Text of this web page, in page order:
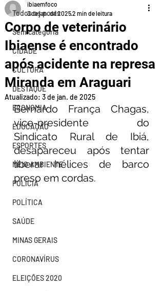
Todos os posts
Sem categoria
CIDADE
CULTURA
DESTAQUE
ECONOMIA
EDUCAÇÃO
ESPORTES
MEIO AMBIENTE
POLÍCIA
POLÍTICA
SAÚDE
MINAS GERAIS
CORONAVÍRUS
ELEIÇÕES 2020
Corpo de veterinário
Ibiaense é encontrado
após acidente na represa
Miranda em Araguari
ibiaemfoco
3 de jan. de 20252 min de leitura
Atualizado: 3 de jan. de 2025
Bernardo França Chagas,
vice-presidente do
Sindicato Rural de Ibiá,
desapareceu após tentar
liberar hélices de barco
preso em cordas.